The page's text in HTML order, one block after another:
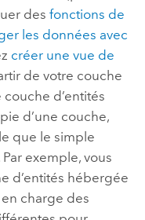
des fonctions de
les données avec
créer une vue de
de votre couche
d’entités
d’une couche,
que le simple
exemple, vous
d’entités hébergée
charge des